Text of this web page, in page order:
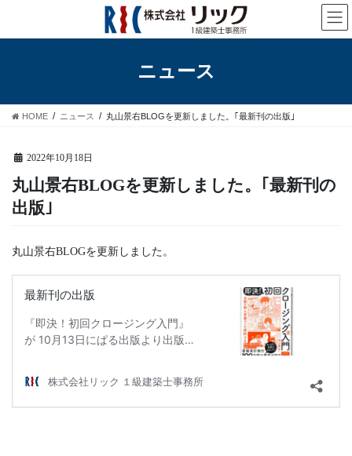
テ
ス
ゲ
ン
ニュース
HOME ニュース 丸山景右BLOGを更新しました。｢最新刊の出版｣
2022年10月18日
丸山景右BLOGを更新しました。｢最新刊の
出版｣
丸山景右BLOGを更新しました。